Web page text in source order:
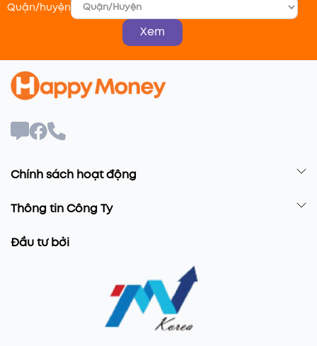
Quận/huyện
Xem
Chính sách hoạt động
Thông tin Công Ty
Đầu tư bởi